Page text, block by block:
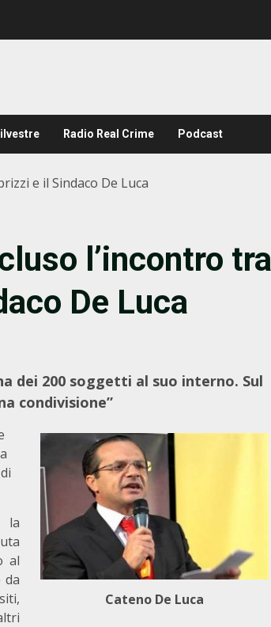
Radio Real Crime Podcast
e il Sindaco De Luca
l’incontro tra
De Luca
dei 200 soggetti al suo interno. Sul
condivisione”
Cateno De Luca
la
al
da